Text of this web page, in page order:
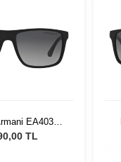
EA4033
Erkek Güneş
TL